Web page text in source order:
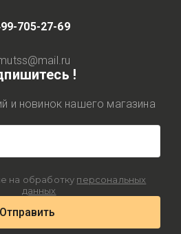
705-27-69
!
и новинок нашего магазина
на обработку персональных
данных
Отправить